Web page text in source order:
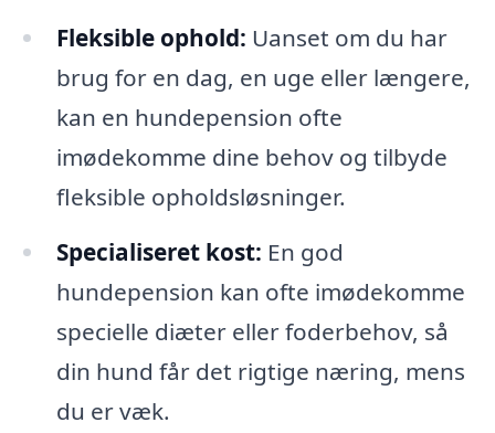
Fleksible ophold: Uanset om du har
brug for en dag, en uge eller længere,
kan en hundepension ofte
imødekomme dine behov og tilbyde
fleksible opholdsløsninger.
Specialiseret kost: En god
hundepension kan ofte imødekomme
specielle diæter eller foderbehov, så
din hund får det rigtige næring, mens
du er væk.